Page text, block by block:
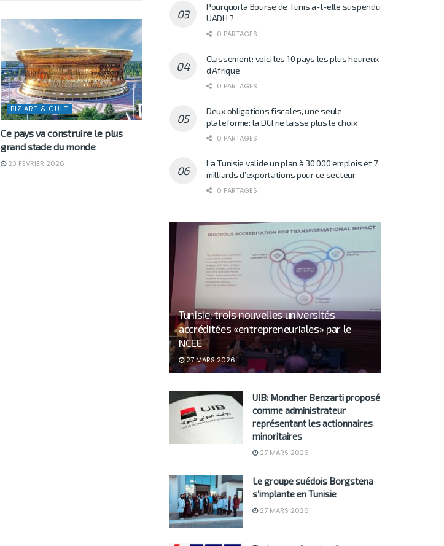
BIZ'ART & CULT
Ce pays va construire le plus
grand stade du monde
23 FÉVRIER 2026
Pourquoi la Bourse de Tunis a-t-elle suspendu
UADH ?
0 PARTAGES
Classement: voici les 10 pays les plus heureux
d’Afrique
0 PARTAGES
Deux obligations fiscales, une seule
plateforme: la DGI ne laisse plus le choix
0 PARTAGES
La Tunisie valide un plan à 30 000 emplois et 7
milliards d’exportations pour ce secteur
0 PARTAGES
Tunisie: trois nouvelles universités
accréditées «entrepreneuriales» par le
NCEE
27 MARS 2026
UIB: Mondher Benzarti proposé
comme administrateur
représentant les actionnaires
minoritaires
27 MARS 2026
Le groupe suédois Borgstena
s’implante en Tunisie
27 MARS 2026